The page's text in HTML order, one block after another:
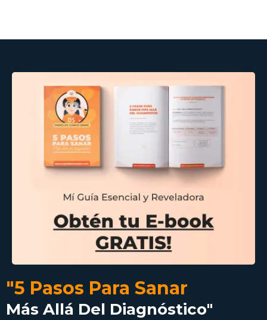
"5 Pasos Para Sanar
Más Allá Del Diagnóstico"